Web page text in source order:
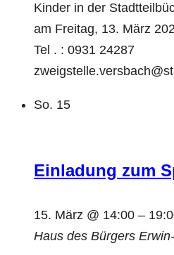
Kinder in der
am Freitag, 13. März
Tel . : 0931 24287
So. 15
Einladung zum
15. März @ 14:00 –
Haus des Bürgers